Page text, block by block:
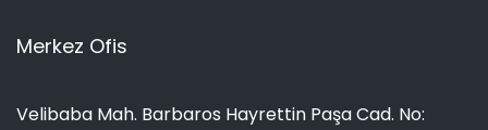
Merkez Ofis
Velibaba Mah. Barbaros Hayrettin Paşa Cad. No: